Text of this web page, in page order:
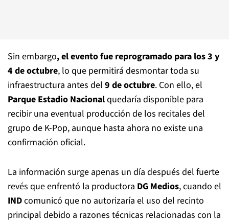
Sin embargo, el evento fue reprogramado para los3 y
4 de octubre, lo que permitirá desmontar toda su
infraestructura antes del 9 de octubre. Con ello, el
Parque Estadio Nacionalquedaría disponible para
recibir una eventual producción de los recitales del
grupo de K-Pop, aunque hasta ahora no existe una
confirmación oficial.
La información surge apenas un día después del fuerte
revés que enfrentó la productora DG Medios, cuando el
INDcomunicó que no autorizaría el uso del recinto
principal debido a razones técnicas relacionadas con la